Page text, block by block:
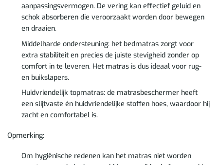
aanpassingsvermogen. De vering kan effectief geluid en
schok absorberen die veroorzaakt worden door bewegen
en draaien.
Middelharde ondersteuning: het bedmatras zorgt voor
extra stabiliteit en precies de juiste stevigheid zonder op
comfort in te leveren. Het matras is dus ideaal voor rug-
en buikslapers.
Huidvriendelijk topmatras: de matrasbeschermer heeft
een slijtvaste én huidvriendelijke stoffen hoes, waardoor hij
zacht en comfortabel is.
Opmerking:
Om hygiënische redenen kan het matras niet worden